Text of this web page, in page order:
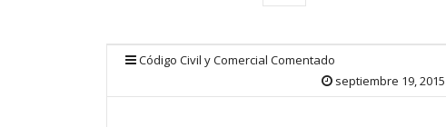
Código Civil y Comercial Comentado
septiembre 19, 2015